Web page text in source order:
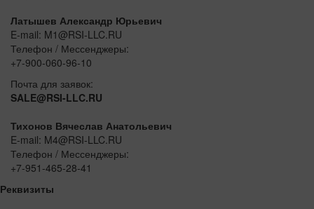
Латышев Александр Юрьевич
E-mail: M1@RSI-LLC.RU
Телефон / Мессенджеры:
+7-900-060-96-10
Почта для заявок:
SALE@RSI-LLC.RU
Тихонов Вячеслав Анатольевич
E-mail: M4@RSI-LLC.RU
Телефон / Мессенджеры:
+7-951-465-28-41
Реквизиты